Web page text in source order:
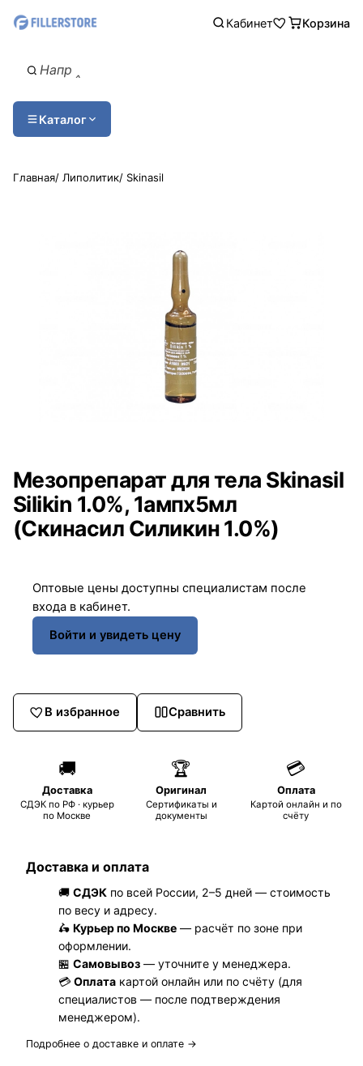
Кабинет Корзина
Каталог
Главная/ Липолитик/ Skinasil
Мезопрепарат для тела Skinasil
Silikin 1.0%, 1ампx5мл
(Скинасил Силикин 1.0%)
Оптовые цены доступны специалистам после
входа в кабинет.
Войти и увидеть цену
В избранное Сравнить
🚚
Доставка
СДЭК по РФ · курьер
по Москве
🏆
Оригинал
Сертификаты и
документы
💳
Оплата
Картой онлайн и по
счёту
Доставка и оплата
🚚 СДЭК по всей России, 2–5 дней — стоимость
по весу и адресу.
🛵 Курьер по Москве — расчёт по зоне при
оформлении.
🏪 Самовывоз — уточните у менеджера.
💳 Оплата картой онлайн или по счёту (для
специалистов — после подтверждения
менеджером).
Подробнее о доставке и оплате →